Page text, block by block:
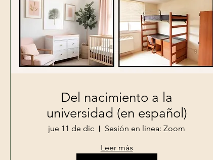
Del nacimiento a la
universidad (en español)
jue 11 de dic
Sesión en linea: Zoom
Leer más